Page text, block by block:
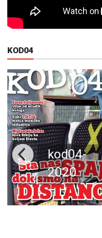
KOD04
kod04-
2020